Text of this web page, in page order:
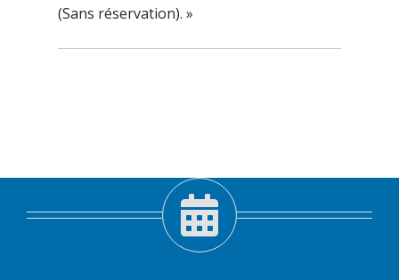
(Sans réservation). »